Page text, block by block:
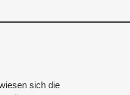
sich die